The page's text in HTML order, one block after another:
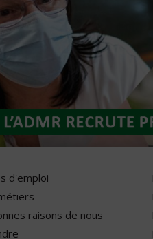
d'emploi
raisons de nous